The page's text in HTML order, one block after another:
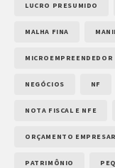
LUCRO PRESUMIDO
MALHA FINA
MICROEMPREENDEDOR
NEGÓCIOS NF
NOTA FISCAL E NFE
ORÇAMENTO
PATRIMÔNIO